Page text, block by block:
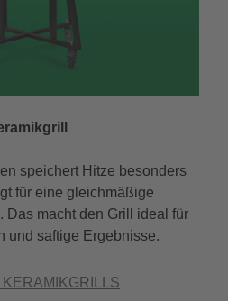
speichert Hitze besonders
für eine gleichmäßige
Das macht den Grill ideal für
und saftige Ergebnisse.
KERAMIKGRILLS